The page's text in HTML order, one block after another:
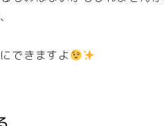
できますよ